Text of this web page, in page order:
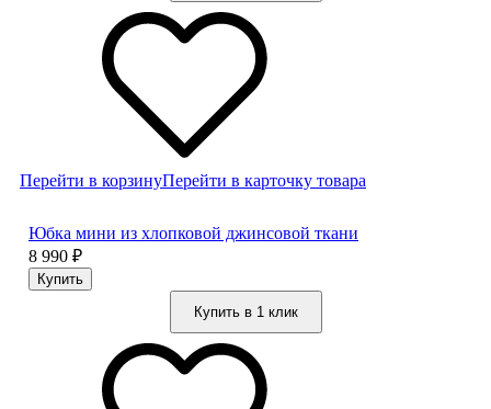
Перейти в корзинуПерейти в карточку товара
Юбка мини из хлопковой джинсовой ткани
8 990 ₽
Купить в 1 клик